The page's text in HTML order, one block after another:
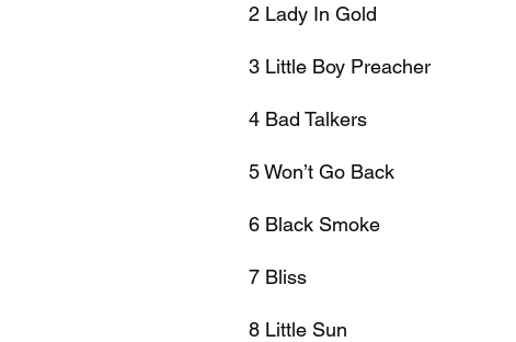
2 Lady In Gold
3 Little Boy Preacher
4 Bad Talkers
5 Won’t Go Back
6 Black Smoke
7 Bliss
8 Little Sun